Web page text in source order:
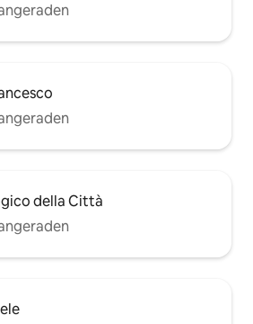
della Città